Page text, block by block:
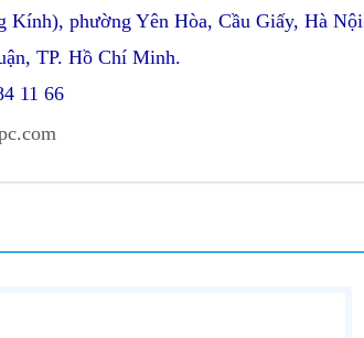
Kính), phường Yên Hòa, Cầu Giấy, Hà Nội
TP. Hồ Chí Minh.
11 66